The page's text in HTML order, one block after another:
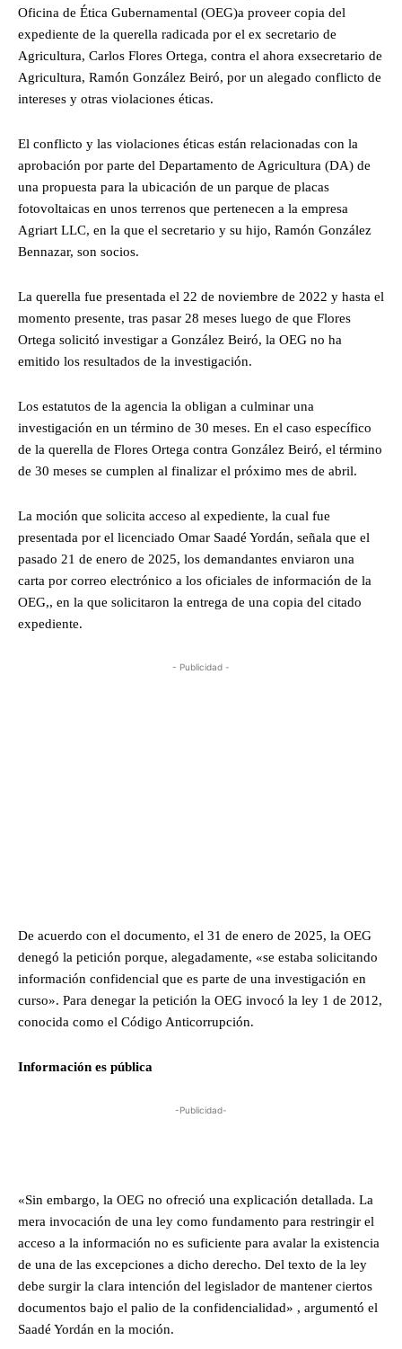
Oficina de Ética Gubernamental (OEG)a proveer copia del
expediente de la querella radicada por el ex secretario de
Agricultura, Carlos Flores Ortega, contra el ahora exsecretario de
Agricultura, Ramón González Beiró, por un alegado conflicto de
intereses y otras violaciones éticas.
El conflicto y las violaciones éticas están relacionadas con la
aprobación por parte del Departamento de Agricultura (DA) de
una propuesta para la ubicación de un parque de placas
fotovoltaicas en unos terrenos que pertenecen a la empresa
Agriart LLC, en la que el secretario y su hijo, Ramón González
Bennazar, son socios.
La querella fue presentada el 22 de noviembre de 2022 y hasta el
momento presente, tras pasar 28 meses luego de que Flores
Ortega solicitó investigar a González Beiró, la OEG no ha
emitido los resultados de la investigación.
Los estatutos de la agencia la obligan a culminar una
investigación en un término de 30 meses. En el caso específico
de la querella de Flores Ortega contra González Beiró, el término
de 30 meses se cumplen al finalizar el próximo mes de abril.
La moción que solicita acceso al expediente, la cual fue
presentada por el licenciado Omar Saadé Yordán, señala que el
pasado 21 de enero de 2025, los demandantes enviaron una
carta por correo electrónico a los oficiales de información de la
OEG,, en la que solicitaron la entrega de una copia del citado
expediente.
- Publicidad -
De acuerdo con el documento, el 31 de enero de 2025, la OEG
denegó la petición porque, alegadamente, «se estaba solicitando
información confidencial que es parte de una investigación en
curso». Para denegar la petición la OEG invocó la ley 1 de 2012,
conocida como el Código Anticorrupción.
Información es pública
-Publicidad-
«Sin embargo, la OEG no ofreció una explicación detallada. La
mera invocación de una ley como fundamento para restringir el
acceso a la información no es suficiente para avalar la existencia
de una de las excepciones a dicho derecho. Del texto de la ley
debe surgir la clara intención del legislador de mantener ciertos
documentos bajo el palio de la confidencialidad» , argumentó el
Saadé Yordán en la moción.